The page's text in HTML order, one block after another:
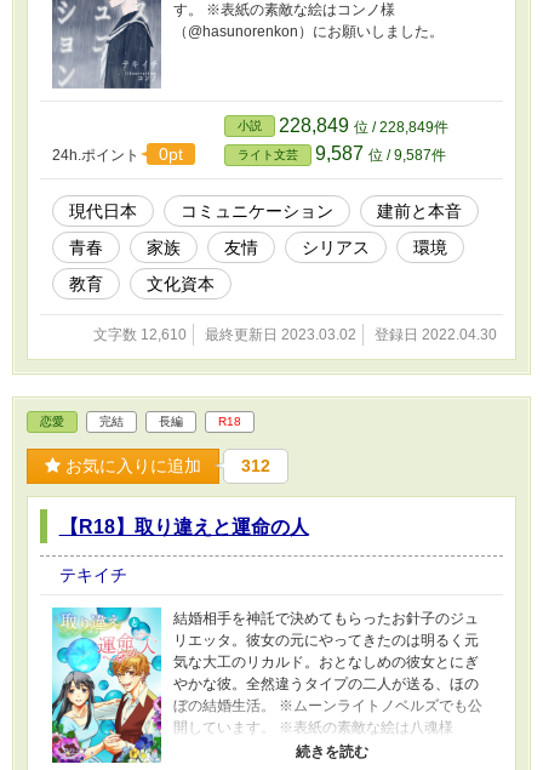
す。 ※表紙の素敵な絵はコンノ様
（@hasunorenkon）にお願いしました。
24h.ポイント 0pt
小説 228,849 位 / 228,849件
ライト文芸 9,587 位 / 9,587件
現代日本 コミュニケーション
建前と本音
青春
家族 友情 シリアス
環境
教育
文化資本
文字数 12,610 最終更新日 2023.03.02 登録日 2022.04.30
恋愛 完結 長編 R18
お気に入りに追加 312
【R18】取り違えと運命の人
テキイチ
結婚相手を神託で決めてもらったお針子のジュ
リエッタ。彼女の元にやってきたのは明るく元
気な大工のリカルド。おとなしめの彼女とにぎ
やかな彼。全然違うタイプの二人が送る、ほの
ぼの結婚生活。 ※ムーンライトノベルズでも公
開しています。 ※表紙の素敵な絵は八魂様
（@yadamaxxxxx）、素敵な題字のデザインは